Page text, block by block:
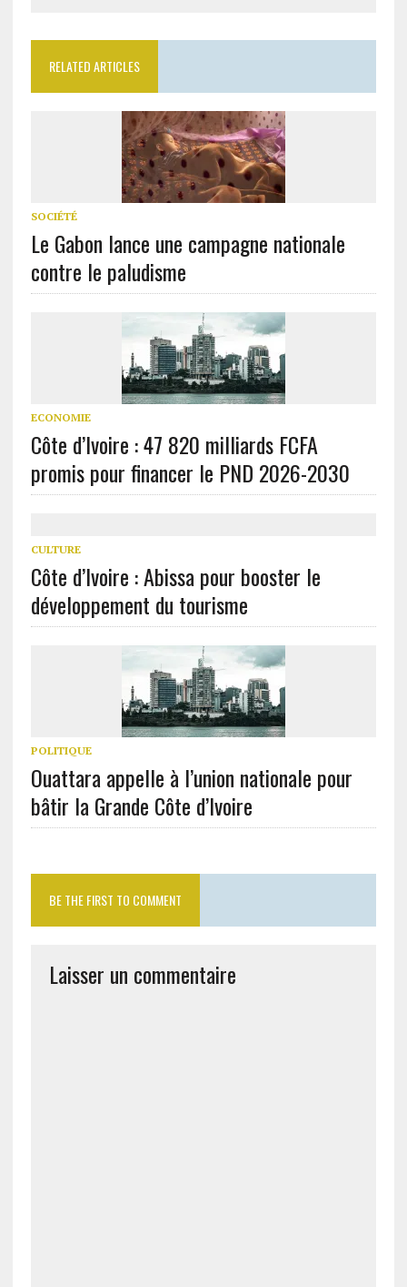
RELATED ARTICLES
SOCIÉTÉ
Le Gabon lance une campagne nationale
contre le paludisme
ECONOMIE
Côte d’Ivoire : 47 820 milliards FCFA
promis pour financer le PND 2026-2030
CULTURE
Côte d’Ivoire : Abissa pour booster le
développement du tourisme
POLITIQUE
Ouattara appelle à l’union nationale pour
bâtir la Grande Côte d’Ivoire
BE THE FIRST TO COMMENT
Laisser un commentaire